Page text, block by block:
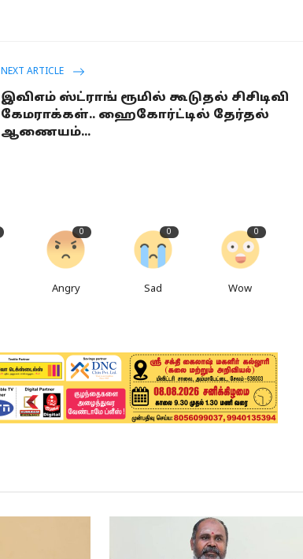
NEXT ARTICLE
இவிஎம் ஸ்ட்ராங் ரூமில் கூடுதல் சிசிடிவி
கேமராக்கள்.. ஹைகோர்ட்டில் தேர்தல்
ஆணையம்...
0
Angry
0
Sad
0
Wow